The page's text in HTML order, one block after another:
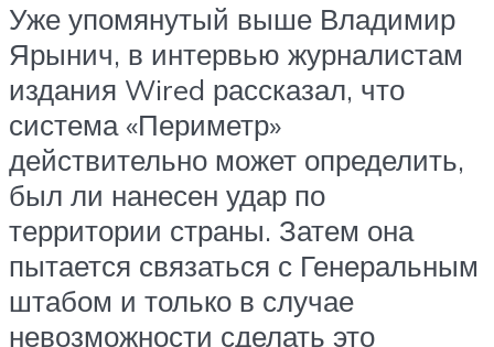
Уже упомянутый выше Владимир
Ярынич, в интервью журналистам
издания Wired рассказал, что
система «Периметр»
действительно может определить,
был ли нанесен удар по
территории страны. Затем она
пытается связаться с Генеральным
штабом и только в случае
невозможности сделать это